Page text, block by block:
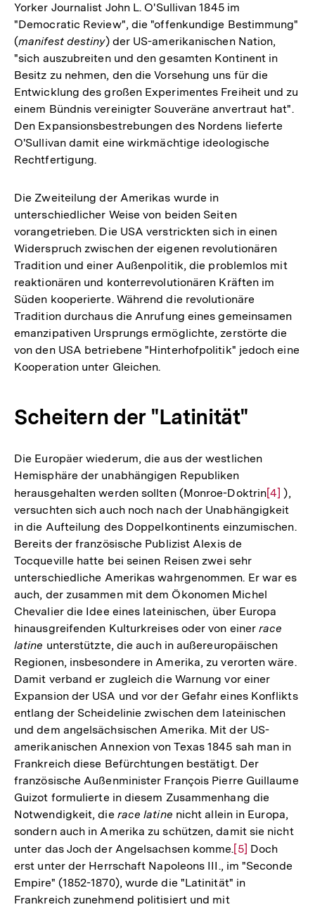
Yorker Journalist John L. O'Sullivan 1845 im
"Democratic Review", die "offenkundige Bestimmung"
(manifest destiny) der US-amerikanischen Nation,
"sich auszubreiten und den gesamten Kontinent in
Besitz zu nehmen, den die Vorsehung uns für die
Entwicklung des großen Experimentes Freiheit und zu
einem Bündnis vereinigter Souveräne anvertraut hat".
Den Expansionsbestrebungen des Nordens lieferte
O'Sullivan damit eine wirkmächtige ideologische
Rechtfertigung.
Die Zweiteilung der Amerikas wurde in
unterschiedlicher Weise von beiden Seiten
vorangetrieben. Die USA verstrickten sich in einen
Widerspruch zwischen der eigenen revolutionären
Tradition und einer Außenpolitik, die problemlos mit
reaktionären und konterrevolutionären Kräften im
Süden kooperierte. Während die revolutionäre
Tradition durchaus die Anrufung eines gemeinsamen
emanzipativen Ursprungs ermöglichte, zerstörte die
von den USA betriebene "Hinterhofpolitik" jedoch eine
Kooperation unter Gleichen.
Scheitern der "Latinität"
Die Europäer wiederum, die aus der westlichen
Hemisphäre der unabhängigen Republiken
herausgehalten werden sollten (Monroe-DoktrinZur
der
[4] ),
versuchten sich auch noch nach der Unabhängigkeit
in die Aufteilung des Doppelkontinents einzumischen.
Bereits der französische Publizist Alexis de
Tocqueville hatte bei seinen Reisen zwei sehr
unterschiedliche Amerikas wahrgenommen. Er war es
auch, der zusammen mit dem Ökonomen Michel
Chevalier die Idee eines lateinischen, über Europa
hinausgreifenden Kulturkreises oder von einerrace
latine unterstützte, die auch in außereuropäischen
Regionen, insbesondere in Amerika, zu verorten wäre.
Damit verband er zugleich die Warnung vor einer
Expansion der USA und vor der Gefahr eines Konflikts
entlang der Scheidelinie zwischen dem lateinischen
und dem angelsächsischen Amerika. Mit der US-
amerikanischen Annexion von Texas 1845 sah man in
Frankreich diese Befürchtungen bestätigt. Der
französische Außenminister François Pierre Guillaume
Guizot formulierte in diesem Zusammenhang die
Notwendigkeit, die race latine nicht allein in Europa,
sondern auch in Amerika zu schützen, damit sie nicht
unter das Joch der Angelsachsen komme.Zur
Auflösung
der
[5] Doch
erst unter der Herrschaft Napoleons III., im "Seconde
Empire" (1852-1870), wurde die "Latinität" in
Frankreich zunehmend politisiert und mit